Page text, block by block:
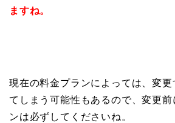
ますね。
現在の料金プランによっては、変更
てしまう可能性もあるので、変更前
ンは必ずしてくださいね。